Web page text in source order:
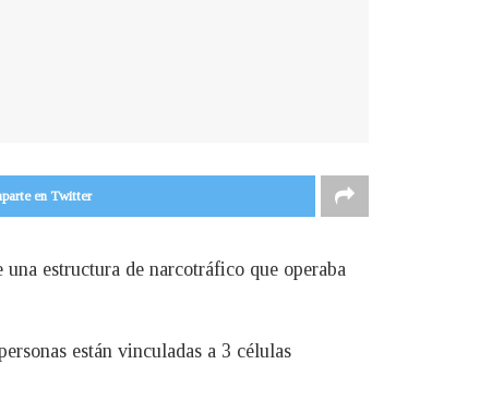
en Twitter
estructura de narcotráfico que operaba
están vinculadas a 3 células